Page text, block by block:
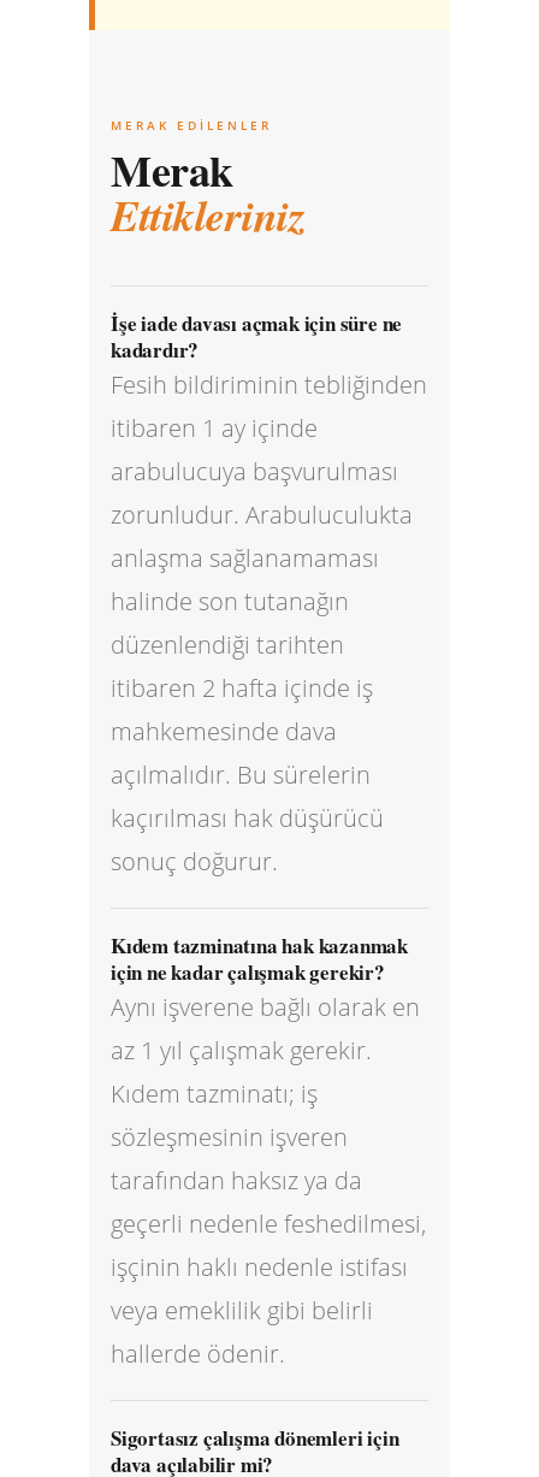
MERAK EDILENLER
Merak
Ettikleriniz
İşe iade davası açmak için süre ne
kadardır?
Fesih bildiriminin tebliğinden
itibaren 1 ay içinde
arabulucuya başvurulması
zorunludur. Arabuluculukta
anlaşma sağlanamaması
halinde son tutanağın
düzenlendiği tarihten
itibaren 2 hafta içinde iş
mahkemesinde dava
açılmalıdır. Bu sürelerin
kaçırılması hak düşürücü
sonuç doğurur.
Kıdem tazminatına hak kazanmak
için ne kadar çalışmak gerekir?
Aynı işverene bağlı olarak en
az 1 yıl çalışmak gerekir.
Kıdem tazminatı; iş
sözleşmesinin işveren
tarafından haksız ya da
geçerli nedenle feshedilmesi,
işçinin haklı nedenle istifası
veya emeklilik gibi belirli
hallerde ödenir.
Sigortasız çalışma dönemleri için
dava açılabilir mi?